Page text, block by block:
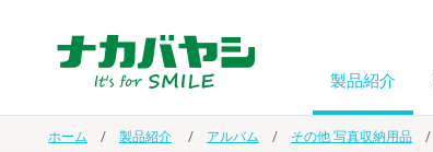
製品紹介
ホーム 製品紹介 アルバム その他 写真収納用品